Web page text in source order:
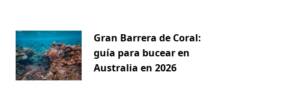
Gran Barrera de Coral:
guía para bucear en
Australia en 2026